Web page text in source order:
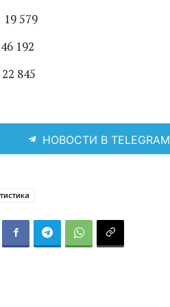
579
192
845
НОВОСТИ В TELEGRAM